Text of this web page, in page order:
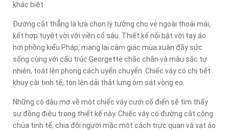
khác biệt.
Đường cắt thẳng là lựa chọn lý tưởng cho vẻ ngoài thoải mái,
kết hợp tuyệt vời với viền cổ sâu. Thiết kế nổi bật với tay áo
hơi phồng kiểu Pháp, mang lại cảm giác mùa xuân đầy sức
sống cùng với cấu trúc Georgette chắc chắn và màu sắc tự
nhiên, toát lên phong cách uyển chuyển. Chiếc váy có chi tiết
khuy cài tinh tế, tôn lên dải thắt lưng ôm sát vòng eo.
Những cô dâu mơ về một chiếc váy cưới cổ điển sẽ tìm thấy
sự đồng điệu trong thiết kế này. Chiếc váy có đường cắt công
chúa tinh tế, chia đôi người mặc một cách trực quan và vạt áo